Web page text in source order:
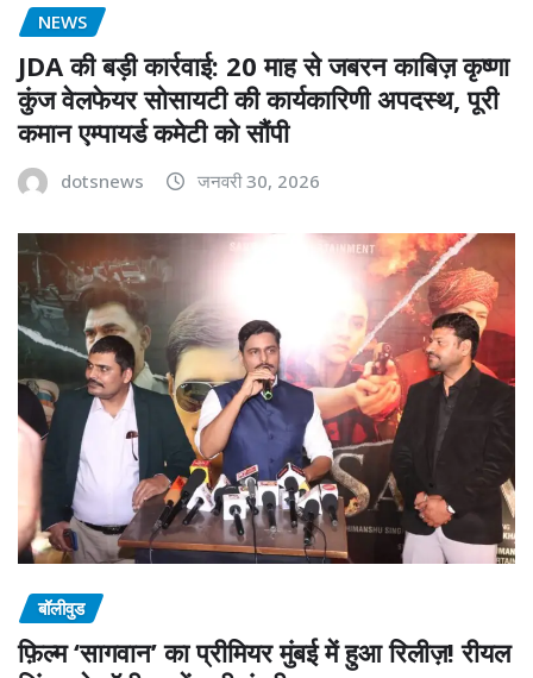
NEWS
JDA की बड़ी कार्रवाई: 20 माह से जबरन काबिज़ कृष्णा
कुंज वेलफेयर सोसायटी की कार्यकारिणी अपदस्थ, पूरी
कमान एम्पायर्ड कमेटी को सौंपी
dotsnews जनवरी 30, 2026
बॉलीवुड
फ़िल्म ‘सागवान’ का प्रीमियर मुंबई में हुआ रिलीज़! रीयल